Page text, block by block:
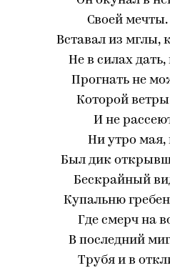
Своей
Вставал из мглы,
Не в силах
Прогнать не
Которой
И не
Ни утро мая,
Был дик
Бескрайный
Купальню
Где смерч на
В последний
Трубя и в